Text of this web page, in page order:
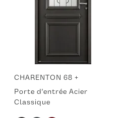
CHARENTON 68 +
Porte d'entrée Acier
Classique